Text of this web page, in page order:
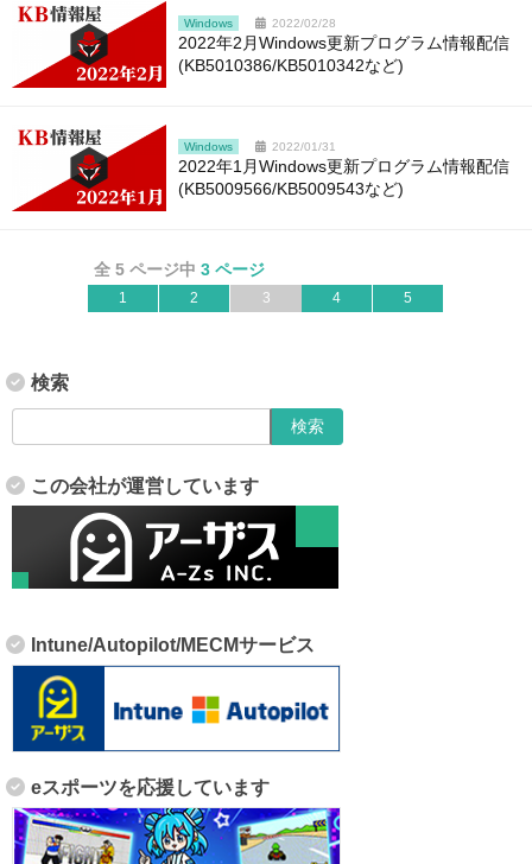
Windows 2022/02/28
2022年2月Windows更新プログラム情報配信
(KB5010386/KB5010342など)
Windows 2022/01/31
2022年1月Windows更新プログラム情報配信
(KB5009566/KB5009543など)
全 5 ページ中 3 ページ
1 2 3 4 5
検索
この会社が運営しています
Intune/Autopilot/MECMサービス
eスポーツを応援しています